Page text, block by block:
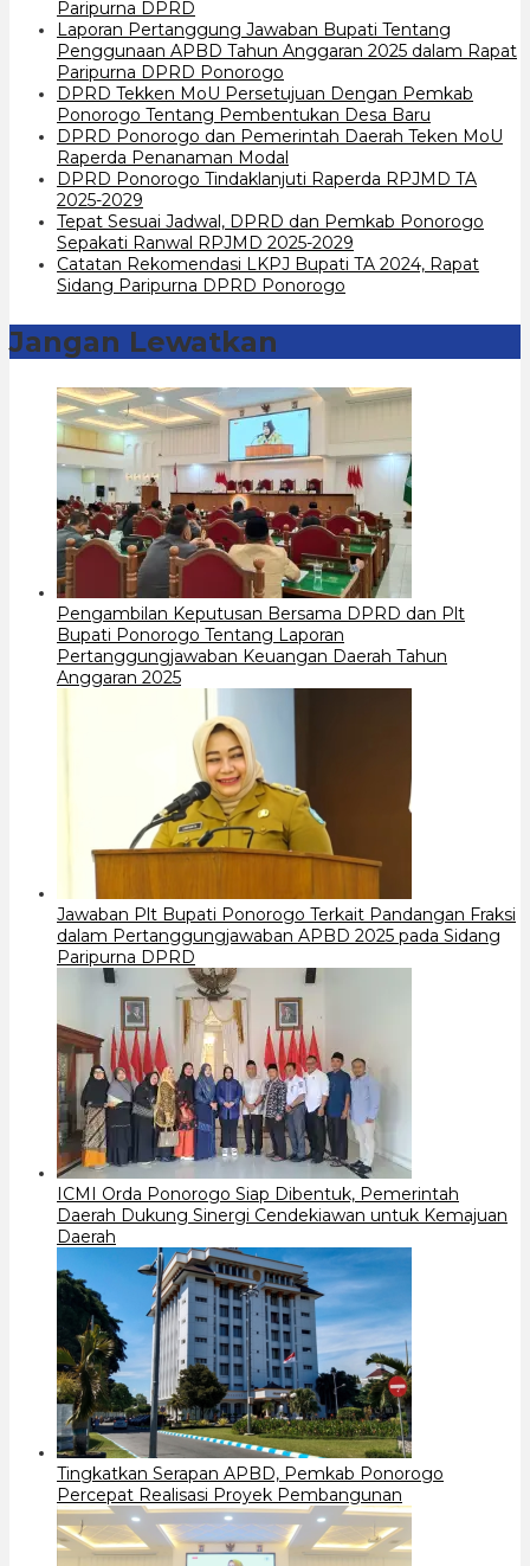
Paripurna DPRD
Laporan Pertanggung Jawaban Bupati Tentang
Penggunaan APBD Tahun Anggaran 2025 dalam Rapat
Paripurna DPRD Ponorogo
DPRD Tekken MoU Persetujuan Dengan Pemkab
Ponorogo Tentang Pembentukan Desa Baru
DPRD Ponorogo dan Pemerintah Daerah Teken MoU
Raperda Penanaman Modal
DPRD Ponorogo Tindaklanjuti Raperda RPJMD TA
2025-2029
Tepat Sesuai Jadwal, DPRD dan Pemkab Ponorogo
Sepakati Ranwal RPJMD 2025-2029
Catatan Rekomendasi LKPJ Bupati TA 2024, Rapat
Sidang Paripurna DPRD Ponorogo
Jangan Lewatkan
Pengambilan Keputusan Bersama DPRD dan Plt
Bupati Ponorogo Tentang Laporan
Pertanggungjawaban Keuangan Daerah Tahun
Anggaran 2025
Jawaban Plt Bupati Ponorogo Terkait Pandangan Fraksi
dalam Pertanggungjawaban APBD 2025 pada Sidang
Paripurna DPRD
ICMI Orda Ponorogo Siap Dibentuk, Pemerintah
Daerah Dukung Sinergi Cendekiawan untuk Kemajuan
Daerah
Tingkatkan Serapan APBD, Pemkab Ponorogo
Percepat Realisasi Proyek Pembangunan